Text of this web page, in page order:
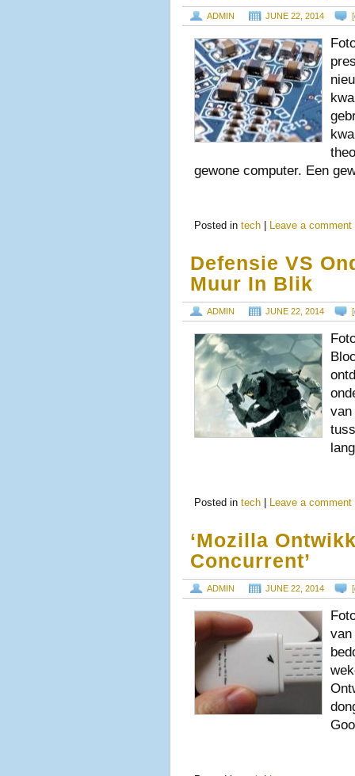
ADMIN JUNE 22, 2014 [
gewone computer. Een
Posted in tech Leave a comment
Defensie VS
Muur In Blik
ADMIN JUNE 22, 2014 [
van
Posted in tech Leave a comment
‘Mozilla
Concurrent’
ADMIN JUNE 22, 2014 [